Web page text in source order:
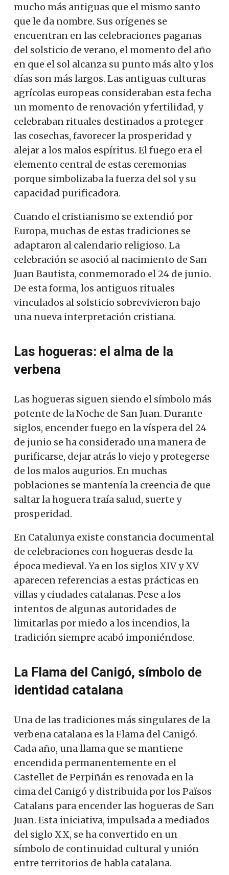
mucho más antiguas que el mismo santo
que le da nombre. Sus orígenes se
encuentran en las celebraciones paganas
del solsticio de verano, el momento del año
en que el sol alcanza su punto más alto y los
días son más largos. Las antiguas culturas
agrícolas europeas consideraban esta fecha
un momento de renovación y fertilidad, y
celebraban rituales destinados a proteger
las cosechas, favorecer la prosperidad y
alejar a los malos espíritus. El fuego era el
elemento central de estas ceremonias
porque simbolizaba la fuerza del sol y su
capacidad purificadora.
Cuando el cristianismo se extendió por
Europa, muchas de estas tradiciones se
adaptaron al calendario religioso. La
celebración se asoció al nacimiento de San
Juan Bautista, conmemorado el 24 de junio.
De esta forma, los antiguos rituales
vinculados al solsticio sobrevivieron bajo
una nueva interpretación cristiana.
Las hogueras: el alma de la
verbena
Las hogueras siguen siendo el símbolo más
potente de la Noche de San Juan. Durante
siglos, encender fuego en la víspera del 24
de junio se ha considerado una manera de
purificarse, dejar atrás lo viejo y protegerse
de los malos augurios. En muchas
poblaciones se mantenía la creencia de que
saltar la hoguera traía salud, suerte y
prosperidad.
En Catalunya existe constancia documental
de celebraciones con hogueras desde la
época medieval. Ya en los siglos XIV y XV
aparecen referencias a estas prácticas en
villas y ciudades catalanas. Pese a los
intentos de algunas autoridades de
limitarlas por miedo a los incendios, la
tradición siempre acabó imponiéndose.
La Flama del Canigó, símbolo de
identidad catalana
Una de las tradiciones más singulares de la
verbena catalana es la Flama del Canigó.
Cada año, una llama que se mantiene
encendida permanentemente en el
Castellet de Perpiñán es renovada en la
cima del Canigó y distribuida por los Països
Catalans para encender las hogueras de San
Juan. Esta iniciativa, impulsada a mediados
del siglo XX, se ha convertido en un
símbolo de continuidad cultural y unión
entre territorios de habla catalana.